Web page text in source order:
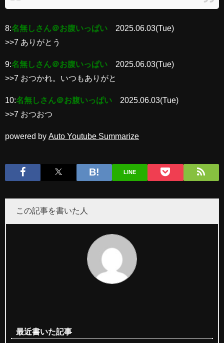
8:名無しさん＠お腹いっぱい
2025.06.03(Tue)
>>7 ありがとう
9:名無しさん＠お腹いっぱい
2025.06.03(Tue)
>>7 おつかれ。いつもありがと
10:名無しさん＠お腹いっぱい
2025.06.03(Tue)
>>7 おつおつ
powered by Auto Youtube Summarize
LINE
この記事を書いた人
最近書いた記事